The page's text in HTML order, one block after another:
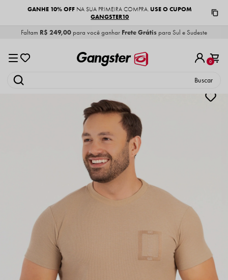
GANHE 10% OFF NA SUA PRIMEIRA COMPRA.USE O CUPOM
GANGSTER10
Faltam R$ 249,00 para você ganhar Frete Grátis para Sul e Sudeste
0